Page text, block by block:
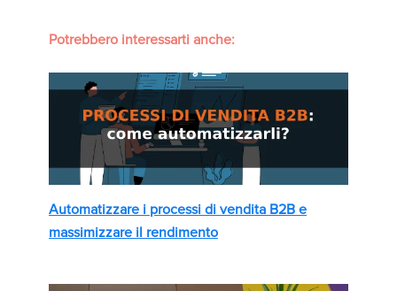
Potrebbero interessarti anche:
Automatizzare i processi di vendita B2B e
massimizzare il rendimento